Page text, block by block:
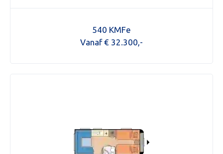
540 KMFe
Vanaf € 32.300,-